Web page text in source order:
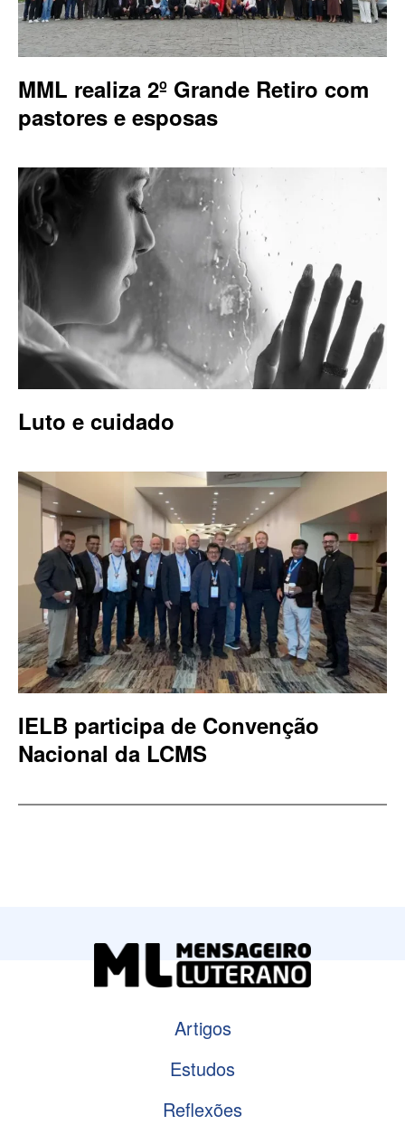
MML realiza 2º Grande Retiro com
pastores e esposas
Luto e cuidado
IELB participa de Convenção
Nacional da LCMS
Artigos
Estudos
Reflexões